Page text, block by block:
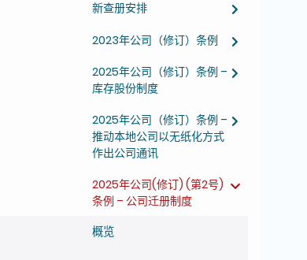
新查册安排
2023年公司（修订）条例
2025年公司（修订）条例 –
库存股份制度
2025年公司（修订）条例 –
推动本地公司以无纸化方式
作出公司通讯
2025年公司(修订) (第2号)
条例 – 公司迁册制度
概览